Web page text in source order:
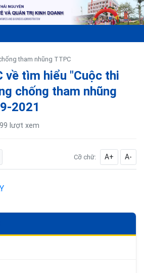
tham nhũng TTPC
về tìm hiểu "Cuộc thi
chống tham nhũng
2021
lượt xem
Cỡ chữ: A+ A-